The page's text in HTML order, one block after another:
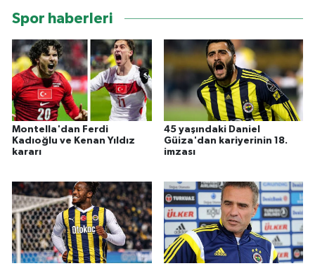
Spor haberleri
Montella'dan Ferdi
Kadıoğlu ve Kenan Yıldız
kararı
45 yaşındaki Daniel
Güiza'dan kariyerinin 18.
imzası